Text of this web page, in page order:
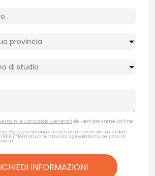
e Condizioni Generali del Servizio AteneiOnline
Privacye acconsento al trattamento dei miei dati
informativo relativo ad agevolazioni, percorsi di